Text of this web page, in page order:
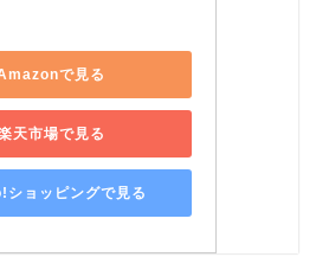
で見る
天市場で見る
ショッピングで見る